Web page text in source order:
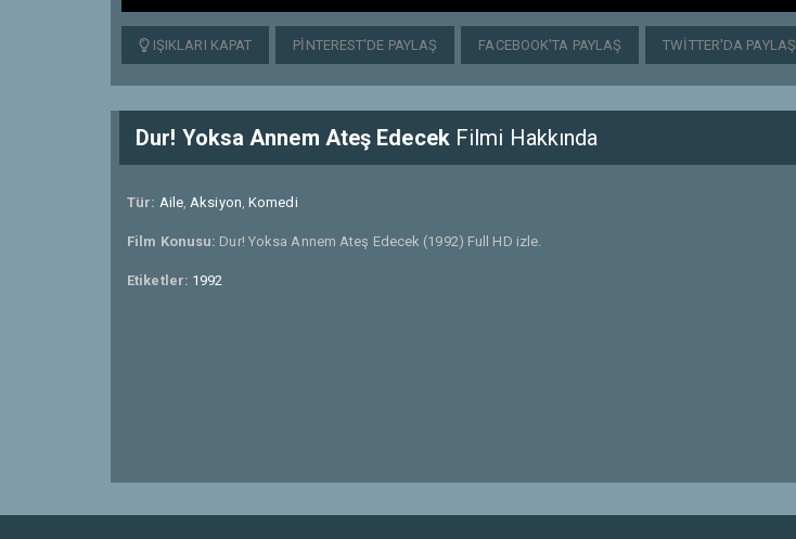
IŞIKLARI KAPAT PINTEREST'DE PAYLAŞ FACEBOOK'TA PAYLAŞ TWITTER'DA PAYLAŞ
Dur! Yoksa Annem Ateş EdecekFilmi Hakkında
Tür: Aile,Aksiyon,Komedi
Film Konusu: Dur! Yoksa Annem Ateş Edecek (1992) Full HD izle.
Etiketler: 1992